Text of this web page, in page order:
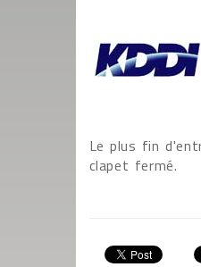
Le plus fin
clapet fermé.